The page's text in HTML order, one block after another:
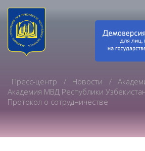
Пресс-центр Новости
Академия МВД Республики
Протокол о сотрудничестве